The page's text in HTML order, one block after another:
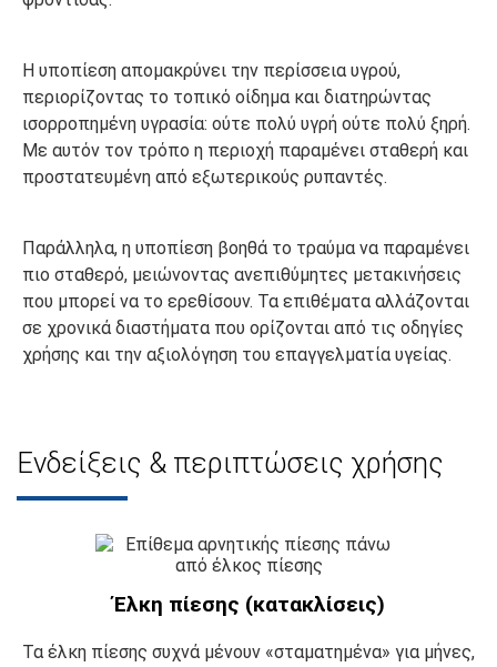
Η υποπίεση απομακρύνει την περίσσεια υγρού,
περιορίζοντας το τοπικό οίδημα και διατηρώντας
ισορροπημένη υγρασία: ούτε πολύ υγρή ούτε πολύ ξηρή.
Με αυτόν τον τρόπο η περιοχή παραμένει σταθερή και
προστατευμένη από εξωτερικούς ρυπαντές.
Παράλληλα, η υποπίεση βοηθά το τραύμα να παραμένει
πιο σταθερό, μειώνοντας ανεπιθύμητες μετακινήσεις
που μπορεί να το ερεθίσουν. Τα επιθέματα αλλάζονται
σε χρονικά διαστήματα που ορίζονται από τις οδηγίες
χρήσης και την αξιολόγηση του επαγγελματία υγείας.
Ενδείξεις & περιπτώσεις χρήσης
Έλκη πίεσης (κατακλίσεις)
Τα έλκη πίεσης συχνά μένουν «σταματημένα» για μήνες,